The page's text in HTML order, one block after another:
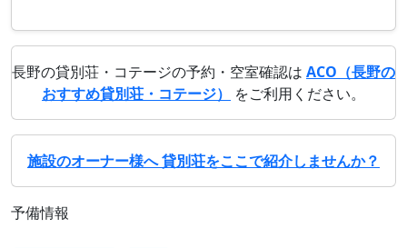
長野の貸別荘・コテージの予約・空室確認は ACO（長野の
おすすめ貸別荘・コテージ）
をご利用ください。
施設のオーナー様へ 貸別荘をここで紹介しませんか？
予備情報